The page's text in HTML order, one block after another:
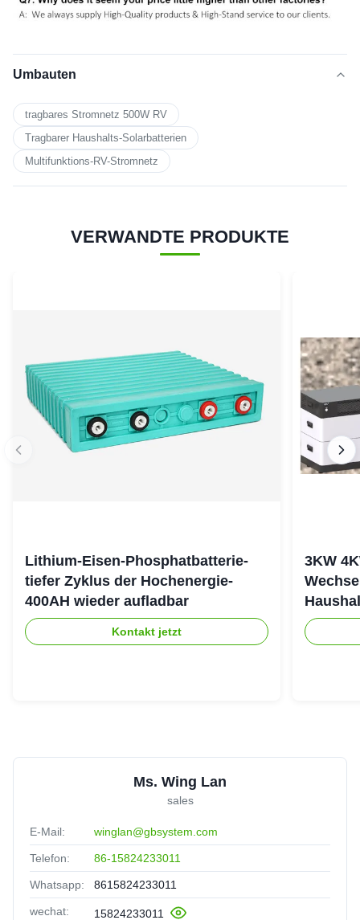
Umbauten
tragbares Stromnetz 500W RV
Tragbarer Haushalts-Solarbatterien
Multifunktions-RV-Stromnetz
VERWANDTE PRODUKTE
Lithium-Eisen-Phosphatbatterie-
tiefer Zyklus der Hochenergie-
400AH wieder aufladbar
Kontakt jetzt
3KW
Ms. Wing Lan
sales
E-Mail: winglan@gbsystem.com
Telefon: 86-15824233011
Whatsapp: 8615824233011
wechat: 15824233011